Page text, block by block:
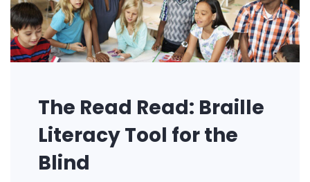
The Read Read: Braille
Literacy Tool for the
Blind